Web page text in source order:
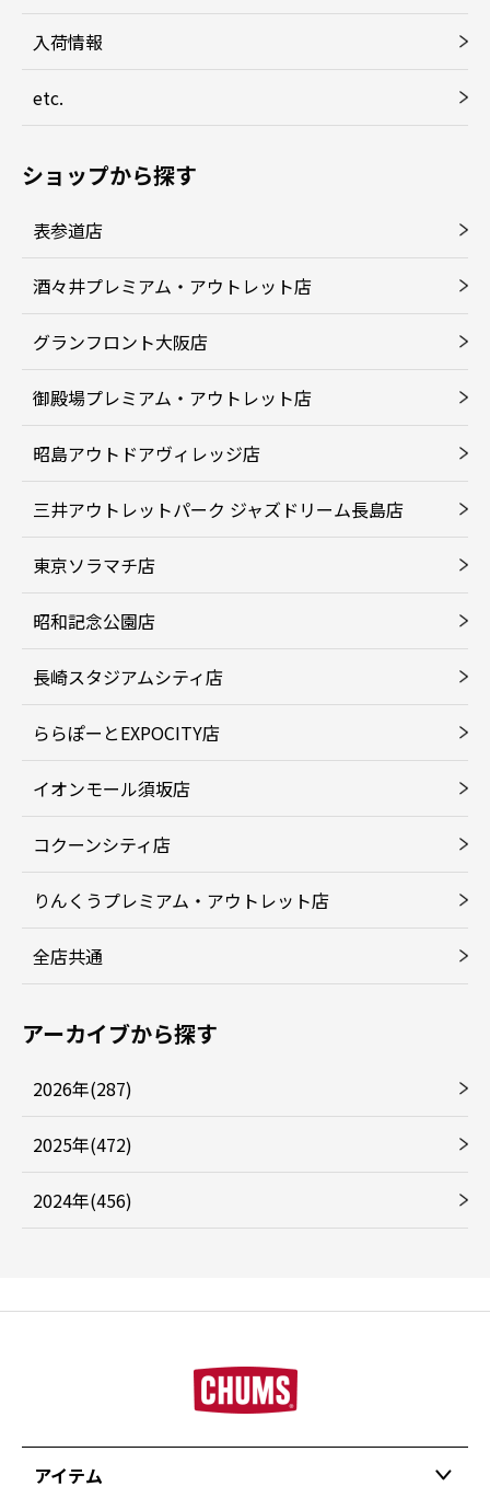
入荷情報
etc.
ショップから探す
表参道店
酒々井プレミアム・アウトレット店
グランフロント大阪店
御殿場プレミアム・アウトレット店
昭島アウトドアヴィレッジ店
三井アウトレットパーク ジャズドリーム長島店
東京ソラマチ店
昭和記念公園店
長崎スタジアムシティ店
ららぽーとEXPOCITY店
イオンモール須坂店
コクーンシティ店
りんくうプレミアム・アウトレット店
全店共通
アーカイブから探す
2026年(287)
2025年(472)
2024年(456)
アイテム